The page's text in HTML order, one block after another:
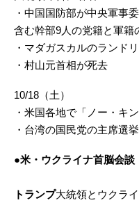
・中国国防部が中央軍事
含む幹部9人の党籍と軍籍
・マダガスカルのランド
・村山元首相が死去
10/18（土）
・米国各地で「ノー・キ
・台湾の国民党の主席選
●米・ウクライナ首脳会談
トランプ大統領とウクラ